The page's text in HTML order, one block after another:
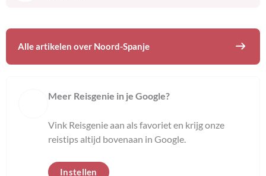
Alle artikelen over Noord-Spanje
Meer Reisgenie in je Google?
Vink Reisgenie aan als favoriet en krijg onze
reistips altijd bovenaan in Google.
Instellen